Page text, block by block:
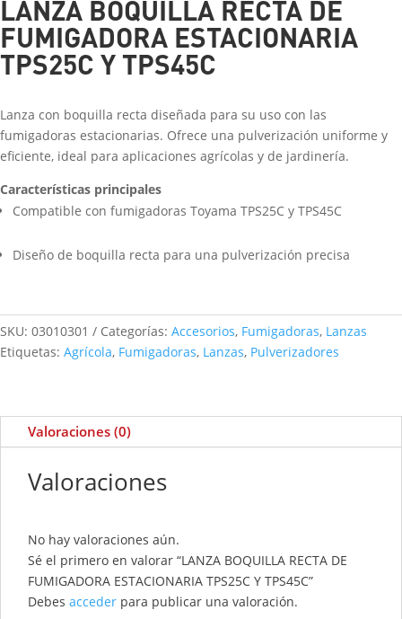
LANZA BOQUILLA RECTA DE
FUMIGADORA ESTACIONARIA
TPS25C Y TPS45C
Lanza con boquilla recta diseñada para su uso con las
fumigadoras estacionarias. Ofrece una pulverización uniforme y
eficiente, ideal para aplicaciones agrícolas y de jardinería.
Características principales
Compatible con fumigadoras Toyama TPS25C y TPS45C
Diseño de boquilla recta para una pulverización precisa
SKU: 03010301 Categorías: Accesorios, Fumigadoras, Lanzas
Etiquetas: Agrícola, Fumigadoras, Lanzas, Pulverizadores
Valoraciones (0)
Valoraciones
No hay valoraciones aún.
Sé el primero en valorar “LANZA BOQUILLA RECTA DE
FUMIGADORA ESTACIONARIA TPS25C Y TPS45C”
Debes acceder para publicar una valoración.